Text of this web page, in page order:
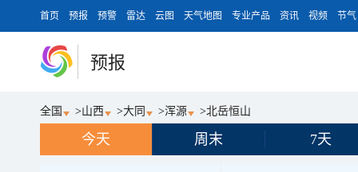
首页 预报 预警 雷达 云图 天气地图 专业产品 资讯 视频 节气
预报
全国 >山西 >大同 >浑源 >北岳恒山
今天 周末 7天